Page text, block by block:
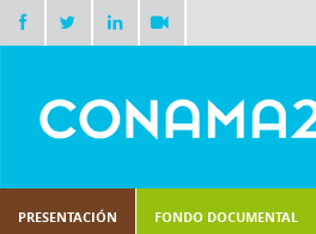
PRESENTACIÓN FONDO DOCUMENTAL